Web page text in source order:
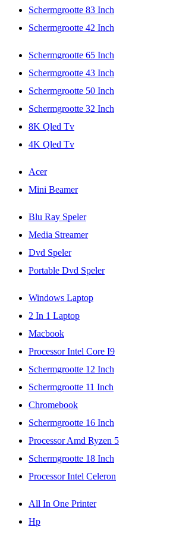
Schermgrootte 83 Inch
Schermgrootte 42 Inch
Schermgrootte 65 Inch
Schermgrootte 43 Inch
Schermgrootte 50 Inch
Schermgrootte 32 Inch
8K Qled Tv
4K Qled Tv
Acer
Mini Beamer
Blu Ray Speler
Media Streamer
Dvd Speler
Portable Dvd Speler
Windows Laptop
2 In 1 Laptop
Macbook
Processor Intel Core I9
Schermgrootte 12 Inch
Schermgrootte 11 Inch
Chromebook
Schermgrootte 16 Inch
Processor Amd Ryzen 5
Schermgrootte 18 Inch
Processor Intel Celeron
All In One Printer
Hp